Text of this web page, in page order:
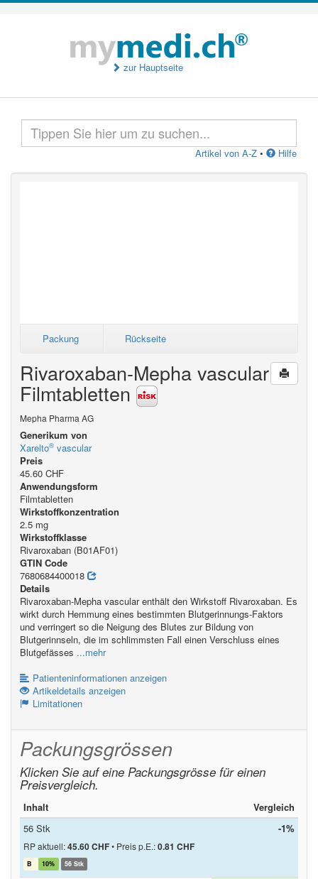
zur Hauptseite
Artikel von A-Z • Hilfe
Packung Rückseite
Rivaroxaban-Mepha vascular
Filmtabletten
Mepha Pharma AG
Generikum von
Xarelto® vascular
Preis
45.60 CHF
Anwendungsform
Filmtabletten
Wirkstoffkonzentration
2.5 mg
Wirkstoffklasse
Rivaroxaban (B01AF01)
GTIN Code
7680684400018
Details
Rivaroxaban-Mepha vascular enthält den Wirkstoff Rivaroxaban. Es
wirkt durch Hemmung eines bestimmten Blutgerinnungs-Faktors
und verringert so die Neigung des Blutes zur Bildung von
Blutgerinnseln, die im schlimmsten Fall einen Verschluss eines
Blutgefässes ...mehr
Patienteninformationen anzeigen
Artikeldetails anzeigen
Limitationen
Packungsgrössen
Klicken Sie auf eine Packungsgrösse für einen
Preisvergleich.
Inhalt
Vergleich
56 Stk
RP aktuell:45.60 CHF• Preis p.E.:0.81 CHF
B 10% 56 Stk
-1%